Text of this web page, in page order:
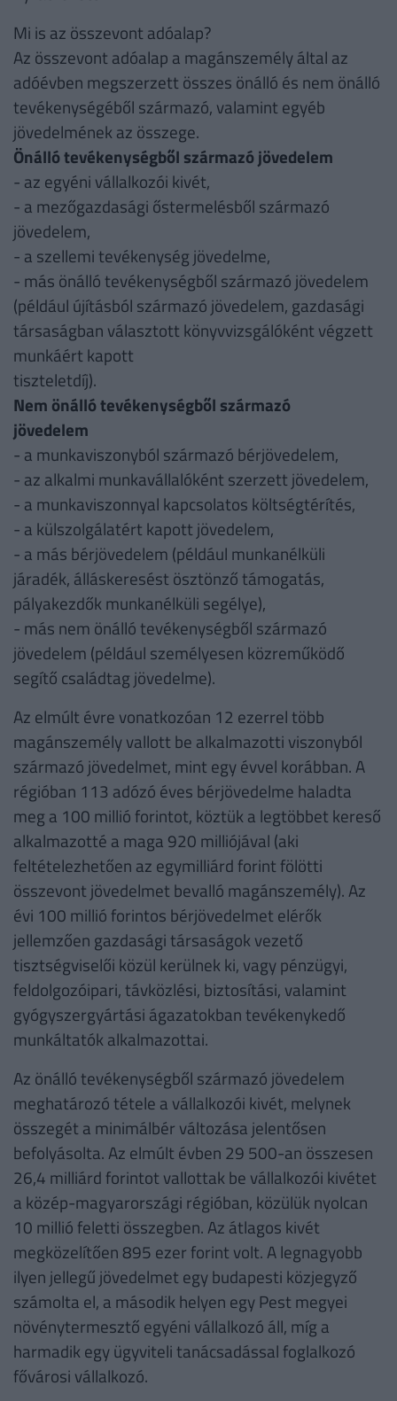
Mi is az összevont adóalap?
Az összevont adóalap a magánszemély által az
adóévben megszerzett összes önálló és nem önálló
tevékenységéből származó, valamint egyéb
jövedelmének az összege.
Önálló tevékenységből származó jövedelem
- az egyéni vállalkozói kivét,
- a mezőgazdasági őstermelésből származó
jövedelem,
- a szellemi tevékenység jövedelme,
- más önálló tevékenységből származó jövedelem
(például újításból származó jövedelem, gazdasági
társaságban választott könyvvizsgálóként végzett
munkáért kapott
tiszteletdíj).
Nem önálló tevékenységből származó
jövedelem
- a munkaviszonyból származó bérjövedelem,
- az alkalmi munkavállalóként szerzett jövedelem,
- a munkaviszonnyal kapcsolatos költségtérítés,
- a külszolgálatért kapott jövedelem,
- a más bérjövedelem (például munkanélküli
járadék, álláskeresést ösztönző támogatás,
pályakezdők munkanélküli segélye),
- más nem önálló tevékenységből származó
jövedelem (például személyesen közreműködő
segítő családtag jövedelme).
Az elmúlt évre vonatkozóan 12 ezerrel több
magánszemély vallott be alkalmazotti viszonyból
származó jövedelmet, mint egy évvel korábban. A
régióban 113 adózó éves bérjövedelme haladta
meg a 100 millió forintot, köztük a legtöbbet kereső
alkalmazotté a maga 920 milliójával (aki
feltételezhetően az egymilliárd forint fölötti
összevont jövedelmet bevalló magánszemély). Az
évi 100 millió forintos bérjövedelmet elérők
jellemzően gazdasági társaságok vezető
tisztségviselői közül kerülnek ki, vagy pénzügyi,
feldolgozóipari, távközlési, biztosítási, valamint
gyógyszergyártási ágazatokban tevékenykedő
munkáltatók alkalmazottai.
Az önálló tevékenységből származó jövedelem
meghatározó tétele a vállalkozói kivét, melynek
összegét a minimálbér változása jelentősen
befolyásolta. Az elmúlt évben 29 500-an összesen
26,4 milliárd forintot vallottak be vállalkozói kivétet
a közép-magyarországi régióban, közülük nyolcan
10 millió feletti összegben. Az átlagos kivét
megközelítően 895 ezer forint volt. A legnagyobb
ilyen jellegű jövedelmet egy budapesti közjegyző
számolta el, a második helyen egy Pest megyei
növénytermesztő egyéni vállalkozó áll, míg a
harmadik egy ügyviteli tanácsadással foglalkozó
fővárosi vállalkozó.